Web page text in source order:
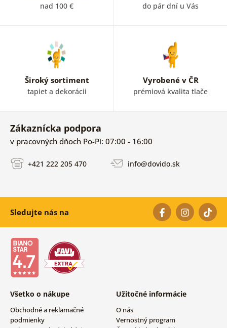
nad 100 € do pár dní u Vás
Široký sortiment
tapiet a dekorácii
Vyrobené v ČR
prémiová kvalita tlače
Zákaznícka podpora
v pracovných dňoch Po-Pi: 07:00 - 16:00
+421 222 205 470 info@dovido.sk
Sledujte nás na
Všetko o nákupe
Obchodné a reklamačné
podmienky
Užitočné informácie
O nás
Vernostný program